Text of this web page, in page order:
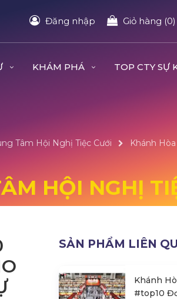
Đăng nhập Giỏ hàng (0)
KHÁM PHÁ
TOP CTY SỰ
Tâm Hội Nghị Tiệc Cưới
Khánh
HỘI NGHỊ
SẢN PHẨM LIÊN
Khánh
#top10